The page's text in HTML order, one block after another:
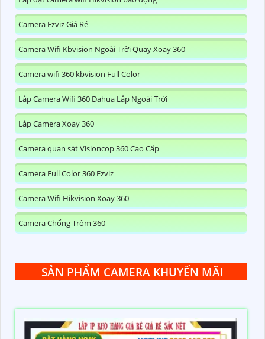
Camera Ezviz Giá Rẻ
Camera Wifi Kbvision Ngoài Trời Quay Xoay 360
Camera wifi 360 kbvision Full Color
Lắp Camera Wifi 360 Dahua Lắp Ngoài Trời
Lắp Camera Xoay 360
Camera quan sát Visioncop 360 Cao Cấp
Camera Full Color 360 Ezviz
Camera Wifi Hikvision Xoay 360
Camera Chống Trộm 360
SẢN PHẨM CAMERA KHUYẾN MÃI